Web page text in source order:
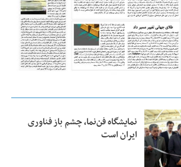
نمایشگاه فن‌نما، چشم باز فناوری
ایران است